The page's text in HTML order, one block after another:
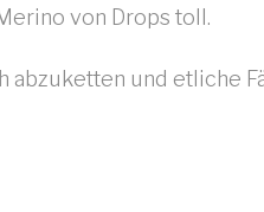
von Drops toll.
und etliche